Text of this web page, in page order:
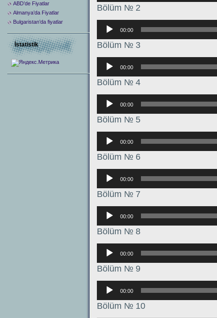
Bölüm № 2
Аудиоплеер
00:00
Bölüm № 3
Аудиоплеер
00:00
Bölüm № 4
Аудиоплеер
00:00
Bölüm № 5
Аудиоплеер
00:00
Bölüm № 6
Аудиоплеер
00:00
Bölüm № 7
Аудиоплеер
00:00
Bölüm № 8
Аудиоплеер
00:00
Bölüm № 9
Аудиоплеер
00:00
Bölüm № 10
ABD’de Fiyatlar
Almanya’da Fiyatlar
Bulgaristan’da fiyatlar
İstatistik